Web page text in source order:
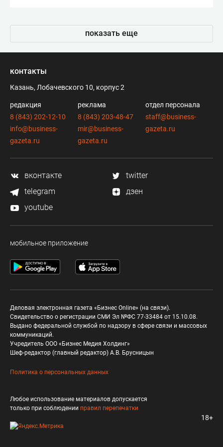
показать еще
контакты
Казань, Лобачевского 10, корпус 2
редакция
8 (843) 202-12-10
info@business-
gazeta.ru
реклама
8 (843) 203-48-47
mir@business-
gazeta.ru
отдел персонала
staff@business-
gazeta.ru
вконтакте
twitter
telegram
дзен
youtube
мобильное приложение
Деловая электронная газета «Бизнес Online» (на связи).
Свидетельство о регистрации СМИ Эл №ФС 77-33484 от 15.10.08.
Выдано федеральной службой по надзору в сфере связи и массовых
коммуникаций.
Учредитель ООО «Бизнес Медия Холдинг»
Шеф-редактор (главный редактор) А.В. Брусницын
Политика о персональных данных
Любое использование материалов допускается
только при соблюдении правил перепечатки
18+